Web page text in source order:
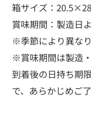
箱サイズ：
賞味期間：製造日
※季節により異なり
※賞味期間は製造
到着後の日持ち期
で、あらかじめご